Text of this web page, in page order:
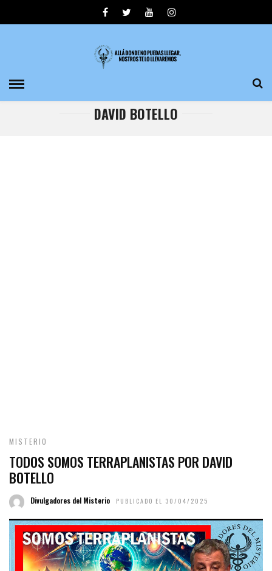
DAVID BOTELLO
MISTERIO
TODOS SOMOS TERRAPLANISTAS POR DAVID
BOTELLO
Divulgadores del Misterio PUBLICADO EL 30/04/2025